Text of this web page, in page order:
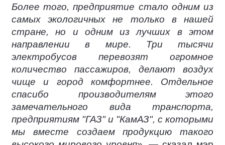
Более того, предприятие стало одним из
самых экологичных не только в нашей
стране, но и одним из лучших в этом
направлении в мире. Три тысячи
электробусов перевозят огромное
количество пассажиров, делают воздух
чище и город комфортнее. Отдельное
спасибо производителям этого
замечательного вида транспорта,
предприятиям "ГАЗ" и "КамАЗ", с которыми
мы вместе создаем продукцию такого